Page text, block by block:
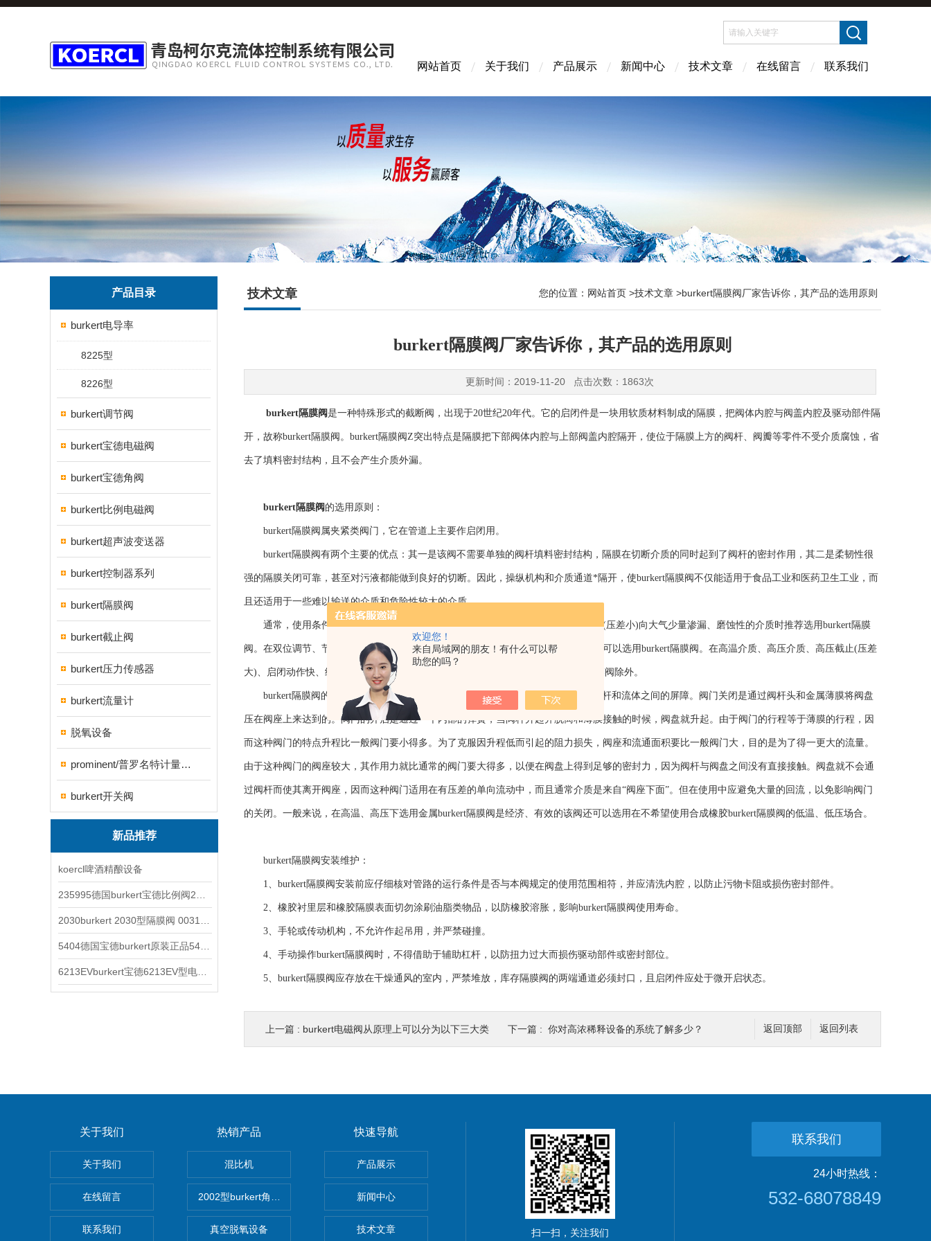
欢迎您！
来自局域网的朋友！有什么可以帮
助您的吗？
网站首页 关于我们 产品展示 新闻中心 技术文章 在线留言 联系我们
产品目录
burkert电导率
8225型
8226型
burkert调节阀
burkert宝德电磁阀
burkert宝德角阀
burkert比例电磁阀
burkert超声波变送器
burkert控制器系列
burkert隔膜阀
burkert截止阀
burkert压力传感器
burkert流量计
脱氧设备
prominent/普罗名特计量泵系列
burkert开关阀
新品推荐
koercl啤酒精酿设备
技术文章 您的位置： 网站首页 >技术文章 >burkert隔膜阀厂家告诉你，其产品的选用原则
burkert隔膜阀厂家告诉你，其产品的选用原则
更新时间：2019-11-20 点击次数：1863次
burkert隔膜阀是一种特殊形式的截断阀，出现于20世纪20年代。它的启闭件是一块用软质材料制成的隔膜，把阀体内腔与阀盖内腔及驱动部件隔
开，故称burkert隔膜阀。burkert隔膜阀Z突出特点是隔膜把下部阀体内腔与上部阀盖内腔隔开，使位于隔膜上方的阀杆、阀瓣等零件不受介质腐蚀，省
去了填料密封结构，且不会产生介质外漏。
burkert隔膜阀 的选用原则：
burkert隔膜阀属夹紧类阀门，它在管道上主要作启闭用。
burkert隔膜阀有两个主要的优点：其一是该阀不需要单独的阀杆填料密封结构，隔膜在切断介质的同时起到了阀杆的密封作用，其二是柔韧性很
强的隔膜关闭可靠，甚至对污液都能做到良好的切断。因此，操纵机构和介质通道*隔开，使burkert隔膜阀不仅能适用于食品工业和医药卫生工业，而
且还适用于一些难以输送的介质和危险性较大的介质。
通常，使用条件或在要求密封性能严格、泥浆介质、磨损、轻型结构、低压截止(压差小)向大气少量渗漏、磨蚀性的介质时推荐选用burkert隔膜
阀。在双位调节、节流、通道缩口、低噪声、有气穴和汽化现象、操纵扭矩小的场合可以选用burkert隔膜阀。在高温介质、高压介质、高压截止(压差
大)、启闭动作快、结构长度短的条件下昼不选择用burkert隔膜阀，但金属burkert隔膜阀除外。
burkert隔膜阀的结构特点是将一组薄的半球形的金属薄膜夹固在阀体内，作为阀杆和流体之间的屏障。阀门关闭是通过阀杆头和金属薄膜将阀盘
压在阀座上来达到的。阀门的开启是通过一个内部的弹簧，当阀杆升起并脱离和薄膜接触的时候，阀盘就升起。由于阀门的行程等于薄膜的行程，因
而这种阀门的特点升程比一般阀门要小得多。为了克服因升程低而引起的阻力损失，阀座和流通面积要比一般阀门大，目的是为了得一更大的流量。
由于这种阀门的阀座较大，其作用力就比通常的阀门要大得多，以便在阀盘上得到足够的密封力，因为阀杆与阀盘之间没有直接接触。阀盘就不会通
过阀杆而使其离开阀座，因而这种阀门适用在有压差的单向流动中，而且通常介质是来自“阀座下面”。但在使用中应避免大量的回流，以免影响阀门
的关闭。一般来说，在高温、高压下选用金属burkert隔膜阀是经济、有效的该阀还可以选用在不希望使用合成橡胶burkert隔膜阀的低温、低压场合。
burkert隔膜阀安装维护：
1、burkert隔膜阀安装前应仔细核对管路的运行条件是否与本阀规定的使用范围相符，并应清洗内腔，以防止污物卡阻或损伤密封部件。
2、橡胶衬里层和橡胶隔膜表面切勿涂刷油脂类物品，以防橡胶溶胀，影响burkert隔膜阀使用寿命。
3、手轮或传动机构，不允许作起吊用，并严禁碰撞。
4、手动操作burkert隔膜阀时，不得借助于辅助杠杆，以防扭力过大而损伤驱动部件或密封部位。
5、burkert隔膜阀应存放在干燥通风的室内，严禁堆放，库存隔膜阀的两端通道必须封口，且启闭件应处于微开启状态。
返回列表
返回顶部
上一篇 : burkert电磁阀从原理上可以分为以下三大类 下一篇 : 你对高浓稀释设备的系统了解多少？
关于我们
关于我们
在线留言
联系我们
热销产品
混比机
2002型burkert角座阀
真空脱氧设备
快速导航
产品展示
新闻中心
技术文章 扫一扫，关注我们
联系我们
24小时热线：
532-68078849